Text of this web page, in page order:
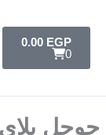
إلى
المحتوى
0.00 EGP
0
a
t
جرب ForceAJ الآن 🚀